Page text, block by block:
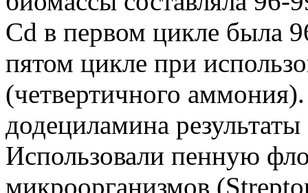
Cd в первом цикле была
пятом цикле при
(четвертичного
додециламина
Использовали пенную
микроорганизмов